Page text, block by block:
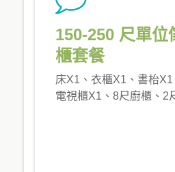
150-250 尺單位
櫃套餐
床X1、衣櫃X1、書枱X1
電視櫃X1、8尺廚櫃、2